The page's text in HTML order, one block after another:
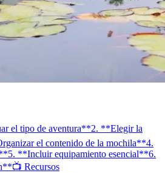
el tipo de aventura**2. **Elegir la
el contenido de la mochila**4.
5. **Incluir equipamiento esencial**6.
📺 Recursos